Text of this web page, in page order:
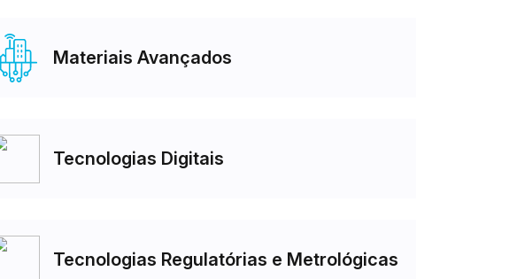
Materiais Avançados
Tecnologias Digitais
Tecnologias Regulatórias e Metrológicas